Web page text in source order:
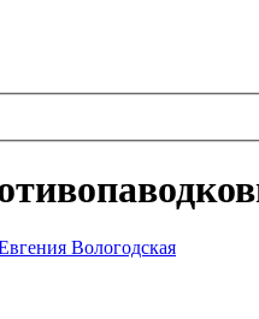
Вологодская